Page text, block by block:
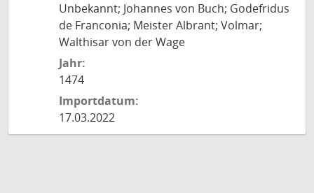
Unbekannt; Johannes von Buch; Godefridus
de Franconia; Meister Albrant; Volmar;
Walthisar von der Wage
Jahr:
1474
Importdatum:
17.03.2022